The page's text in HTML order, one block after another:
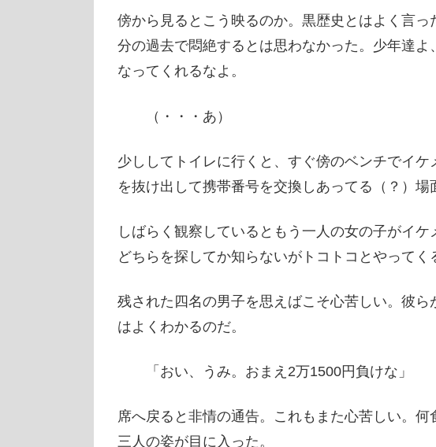
傍から見るとこう映るのか。黒歴史とはよく言っ
分の過去で悶絶するとは思わなかった。少年達
なってくれるなよ。
（・・・あ）
少ししてトイレに行くと、すぐ傍のベンチでイ
を抜け出して携帯番号を交換しあってる（？）場
しばらく観察しているともう一人の女の子がイ
どちらを探してか知らないがトコトコとやってく
残された四名の男子を思えばこそ心苦しい。彼
はよくわかるのだ。
「おい、うみ。おまえ2万1500円負けな」
席へ戻ると非情の通告。これもまた心苦しい。
三人の姿が目に入った。